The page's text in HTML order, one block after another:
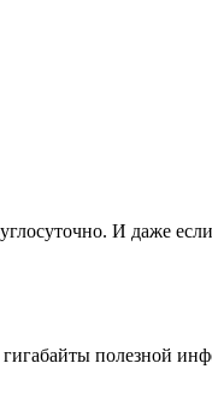
И даже
полезной